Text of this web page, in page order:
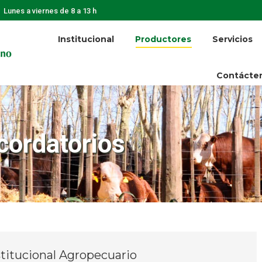
Lunes a viernes de 8 a 13 h
Institucional Productores Servicios
Agropecuario